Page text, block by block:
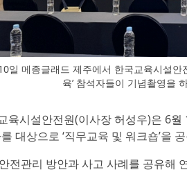
일 메종글래드 제주에서 한국교육시설
육’ 참석자들이 기념촬영을
육시설안전원(이사장 허성우)은 6
대상으로 ‘직무교육 및 워크숍’을
전관리 방안과 사고 사례를 공유해